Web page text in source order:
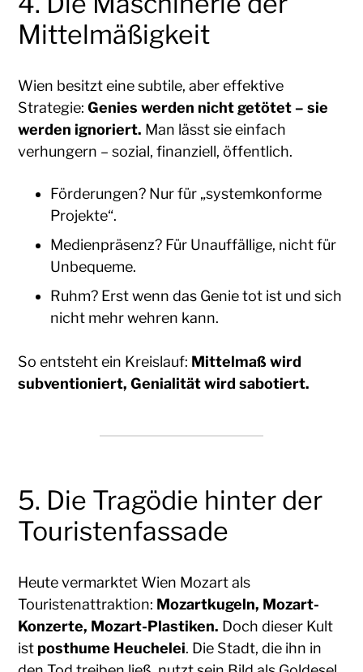
Mittelmäßigkeit
Wien besitzt eine subtile, aber effektive
Strategie:Genies werden nicht getötet – sie
werden ignoriert. Man lässt sie einfach
verhungern – sozial, finanziell, öffentlich.
Förderungen? Nur für „systemkonforme
Projekte“.
Medienpräsenz? Für Unauffällige, nicht für
Unbequeme.
Ruhm? Erst wenn das Genie tot ist und sich
nicht mehr wehren kann.
So entsteht ein Kreislauf: Mittelmaß wird
subventioniert, Genialität wird sabotiert.
5. Die Tragödie hinter der
Touristenfassade
Heute vermarktet Wien Mozart als
Touristenattraktion: Mozartkugeln, Mozart-
Konzerte, Mozart-Plastiken. Doch dieser Kult
ist posthume Heuchelei. Die Stadt, die ihn in